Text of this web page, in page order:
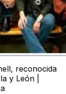
reconocida
y León |